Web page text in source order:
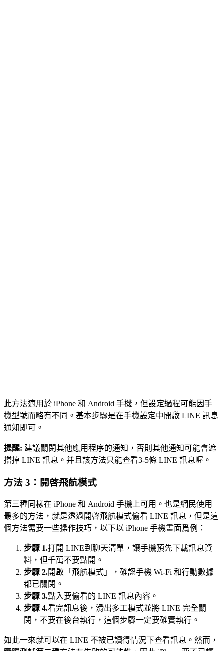
此方法適用於 iPhone 和 Android 手機，但設定過程可能因手
機型號而略有不同。基本步驟是在手機設定中開啟 LINE 訊息
通知即可。
提醒: 建議關閉其他應用程序的通知，否則其他通知可能會遮
擋掉 LINE 訊息。并且該方法只能查看3-5條 LINE 訊息喔。
方法 3：開啓飛航模式
第三種同樣在 iPhone 和 Android 手機上可用。也是網民使用
最多的方法，就是透過開啓飛航模式偷看 LINE 訊息，但是這
個方法需要一些操作技巧，以下以 iPhone 手機畫面爲例：
步驟 1.打開 LINE到聊天清單，讓手機預先下載訊息資
料，但千萬不要點開。
步驟 2.開啟「飛航模式」，確認手機 Wi-Fi 和行動數據
都已關閉。
步驟 3.點入要偷看的 LINE 訊息內容。
步驟 4.看完訊息後，滑出多工模式並將 LINE 完全關
閉，不要在後台執行，這個步驟一定要確實執行。
如此一來就可以在 LINE 不被已讀得情況下查看訊息。然而，